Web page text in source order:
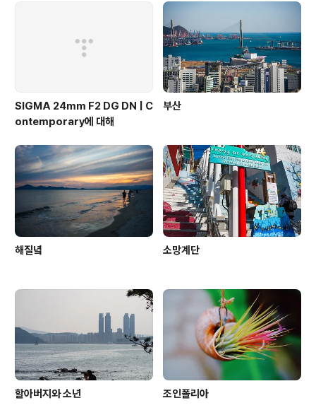
SIGMA 24mm F2 DG DN | C
ontemporary에 대해
부산
해질녘 소망계단
할아버지와 소년 조인폴리아